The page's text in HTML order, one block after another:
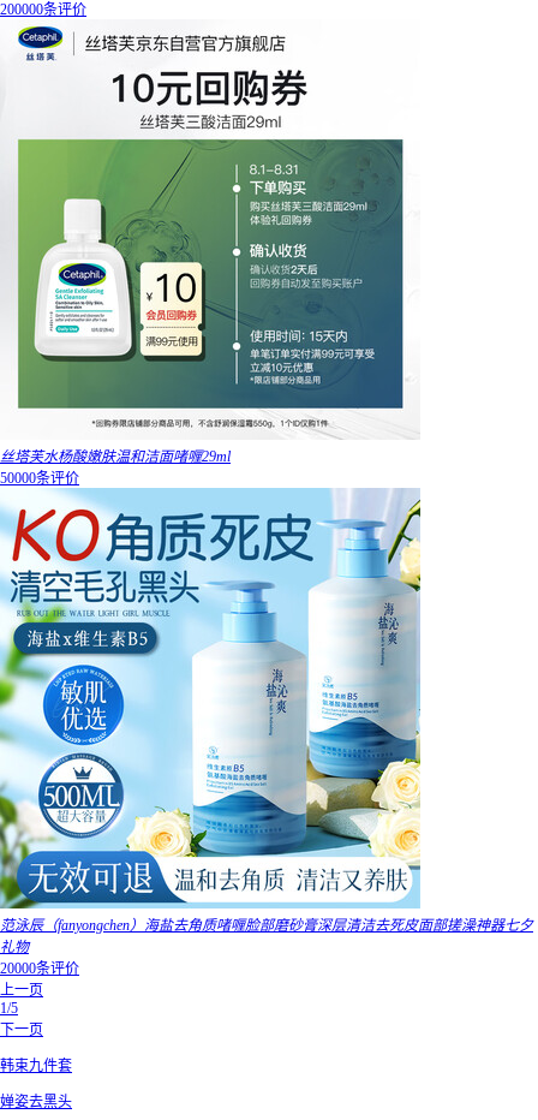
200000条评价
丝塔芙水杨酸嫩肤温和洁面啫喱29ml
50000条评价
范泳辰（fanyongchen）海盐去角质啫喱脸部磨砂膏深层清洁去死皮面部搓澡神器七夕
礼物
20000条评价
上一页
1/5
下一页
韩束九件套
婵姿去黑头